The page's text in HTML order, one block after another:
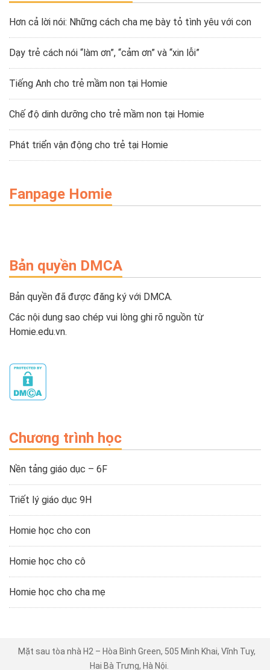
Hơn cả lời nói: Những cách cha mẹ bày tỏ tình yêu với con
Dạy trẻ cách nói “làm ơn”, “cảm ơn” và “xin lỗi”
Tiếng Anh cho trẻ mầm non tại Homie
Chế độ dinh dưỡng cho trẻ mầm non tại Homie
Phát triển vận động cho trẻ tại Homie
Fanpage Homie
Bản quyền DMCA
Bản quyền đã được đăng ký với DMCA.
Các nội dung sao chép vui lòng ghi rõ nguồn từ
Homie.edu.vn.
Chương trình học
Nền tảng giáo dục – 6F
Triết lý giáo dục 9H
Homie học cho con
Homie học cho cô
Homie học cho cha mẹ
Mặt sau tòa nhà H2 – Hòa Bình Green, 505 Minh Khai, Vĩnh Tuy,
Hai Bà Trưng, Hà Nội.